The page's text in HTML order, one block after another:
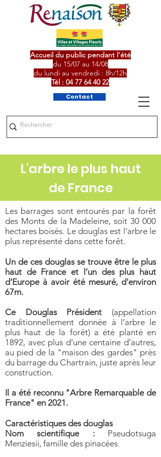
Contact
Accueil du public pendant l'été
du 15/07 au 14/08
du lundi au vendredi : 8h/12h
Tél : 04 77 64 40 22
L'arbre le plus haut
de France
Les barrages sont entourés par la forêt
des Monts de la Madeleine, soit 30 000
hectares boisés. Le douglas est l’arbre le
plus représenté dans cette forêt.
Un de ces douglas se trouve être le plus
haut de France et l’un des plus haut
d’Europe à avoir été mesuré, d'environ
67m.
Ce Douglas Président (appellation
traditionnellement donnée à l’arbre le
plus haut de la forêt) a été planté en
1892, avec plus d’une centaine d’autres,
au pied de la "maison des gardes" près
du barrage du Chartrain, juste après leur
construction.
Il a été reconnu "Arbre Remarquable de
France" en 2021.
Caractéristiques des douglas
Nom scientifique : Pseudotsuga
Menziesii, famille des pinacées